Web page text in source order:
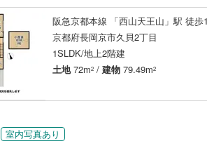
阪急京都本線 「西山天王山」駅 徒歩
京都府長岡京市久貝2丁目
1SLDK/地上2階建
土地72m2 / 建物 79.49m2
室内写真あり
対面キッチン
り（1）